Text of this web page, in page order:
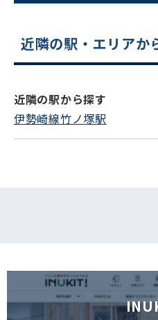
平日
近隣の駅・エリアか
近隣の駅から探す
伊勢崎線竹ノ塚駅